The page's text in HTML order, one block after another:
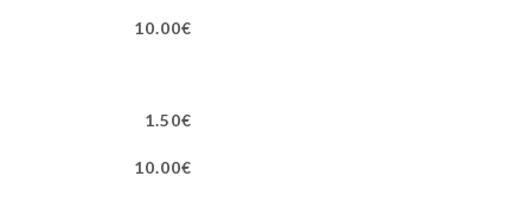
10.00€
1.50€
10.00€